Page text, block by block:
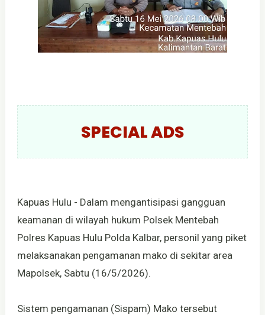
SPECIAL ADS
Kapuas Hulu - Dalam mengantisipasi gangguan
keamanan di wilayah hukum Polsek Mentebah
Polres Kapuas Hulu Polda Kalbar, personil yang piket
melaksanakan pengamanan mako di sekitar area
Mapolsek, Sabtu (16/5/2026).
Sistem pengamanan (Sispam) Mako tersebut